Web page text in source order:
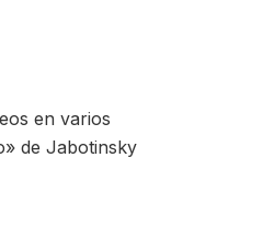
en varios
de Jabotinsky